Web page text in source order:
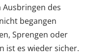
des
begangen
Sprengen oder
ist es wieder sicher.